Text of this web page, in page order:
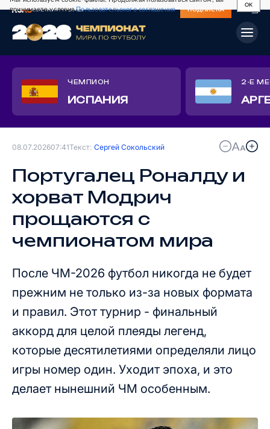
принимаете условияПользовательского соглашения
OK
СВЕЖИЙ НОМЕР ПОДПИСКА
ЧЕМПИОН
ИСПАНИЯ
2-Е
08.07.202607:41Текст: Сергей Сокольский
Португалец Роналду и
хорват Модрич
прощаются с
чемпионатом мира
После ЧМ-2026 футбол никогда не будет
прежним не только из-за новых формата
и правил. Этот турнир - финальный
аккорд для целой плеяды легенд,
которые десятилетиями определяли лицо
игры номер один. Уходит эпоха, и это
делает нынешний ЧМ особенным.